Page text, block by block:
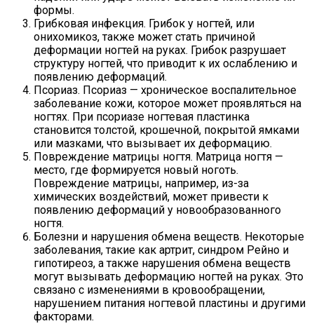
формы.
Грибковая инфекция. Грибок у ногтей, или
онихомикоз, также может стать причиной
деформации ногтей на руках. Грибок разрушает
структуру ногтей, что приводит к их ослаблению и
появлению деформаций.
Псориаз. Псориаз — хроническое воспалительное
заболевание кожи, которое может проявляться на
ногтях. При псориазе ногтевая пластинка
становится толстой, крошечной, покрытой ямками
или мазками, что вызывает их деформацию.
Повреждение матрицы ногтя. Матрица ногтя —
место, где формируется новый ноготь.
Повреждение матрицы, например, из-за
химических воздействий, может привести к
появлению деформаций у новообразованного
ногтя.
Болезни и нарушения обмена веществ. Некоторые
заболевания, такие как артрит, синдром Рейно и
гипотиреоз, а также нарушения обмена веществ
могут вызывать деформацию ногтей на руках. Это
связано с изменениями в кровообращении,
нарушением питания ногтевой пластины и другими
факторами.